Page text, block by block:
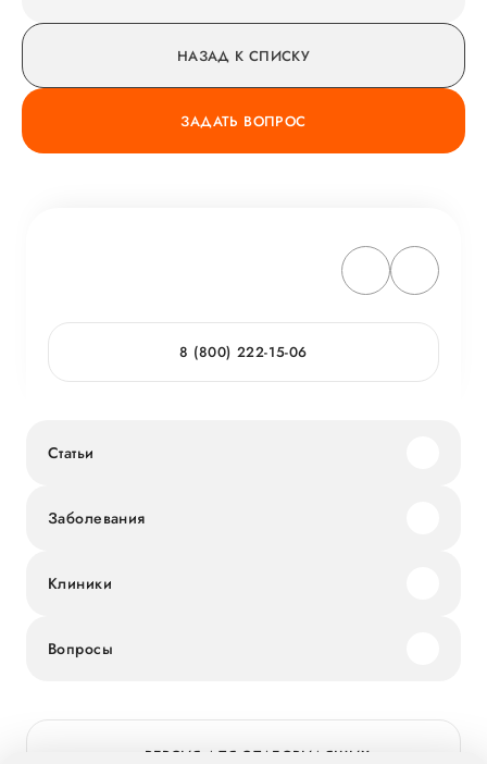
НАЗАД К СПИСКУ
ЗАДАТЬ ВОПРОС
8 (800) 222-15-06
Статьи
Заболевания
Клиники
Вопросы
ВЕРСИЯ ДЛЯ СЛАБОВИДЯЩИХ